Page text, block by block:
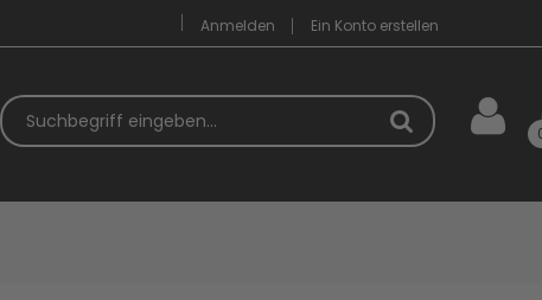
Anmelden
Ein Konto erstellen
Suchbegriff